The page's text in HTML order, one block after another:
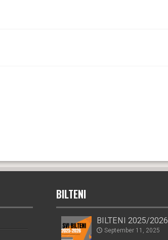
BILTENI
BILTENI 2025/2026
September 11, 2025